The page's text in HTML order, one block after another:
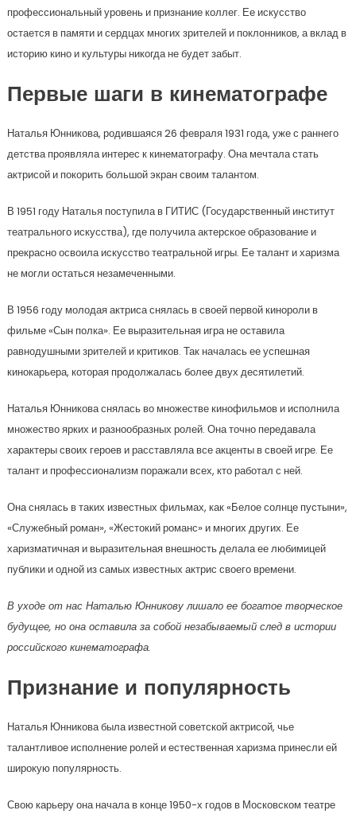
профессиональный уровень и признание коллег. Ее искусство
остается в памяти и сердцах многих зрителей и поклонников, а вклад в
историю кино и культуры никогда не будет забыт.
Первые шаги в кинематографе
Наталья Юнникова, родившаяся 26 февраля 1931 года, уже с раннего
детства проявляла интерес к кинематографу. Она мечтала стать
актрисой и покорить большой экран своим талантом.
В 1951 году Наталья поступила в ГИТИС (Государственный институт
театрального искусства), где получила актерское образование и
прекрасно освоила искусство театральной игры. Ее талант и харизма
не могли остаться незамеченными.
В 1956 году молодая актриса снялась в своей первой кинороли в
фильме «Сын полка». Ее выразительная игра не оставила
равнодушными зрителей и критиков. Так началась ее успешная
кинокарьера, которая продолжалась более двух десятилетий.
Наталья Юнникова снялась во множестве кинофильмов и исполнила
множество ярких и разнообразных ролей. Она точно передавала
характеры своих героев и расставляла все акценты в своей игре. Ее
талант и профессионализм поражали всех, кто работал с ней.
Она снялась в таких известных фильмах, как «Белое солнце пустыни»,
«Служебный роман», «Жестокий романс» и многих других. Ее
харизматичная и выразительная внешность делала ее любимицей
публики и одной из самых известных актрис своего времени.
В уходе от нас Наталью Юнникову лишало ее богатое творческое
будущее, но она оставила за собой незабываемый след в истории
российского кинематографа.
Признание и популярность
Наталья Юнникова была известной советской актрисой, чье
талантливое исполнение ролей и естественная харизма принесли ей
широкую популярность.
Свою карьеру она начала в конце 1950-х годов в Московском театре